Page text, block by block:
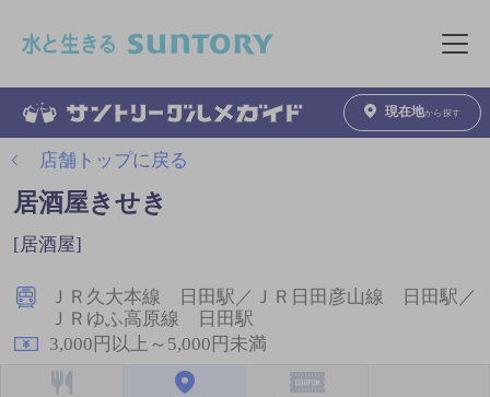
メニュ
現在地から探す
店舗トップに戻る
居酒屋きせき
[居酒屋]
ＪＲ久大本線 日田駅／ＪＲ日田彦山線 日田駅／
ＪＲゆふ高原線 日田駅
3,000円以上～5,000円未満